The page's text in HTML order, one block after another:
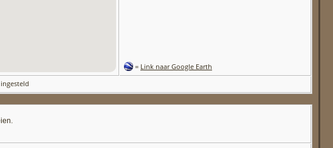
= Link naar Google Earth